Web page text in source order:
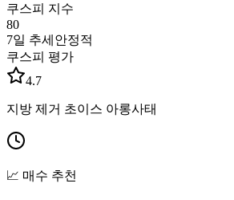
쿠스피 지수
80
7일 추세 안정적
쿠스피 평가
4.7
지방 제거 초이스 아롱사태
📈 매수 추천